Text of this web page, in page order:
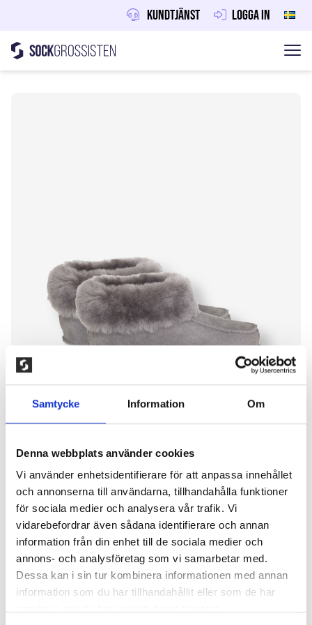
Samtycke Information Om
Denna webbplats använder cookies
Vi använder enhetsidentifierare för att anpassa innehållet
och annonserna till användarna, tillhandahålla funktioner
för sociala medier och analysera vår trafik. Vi
vidarebefordrar även sådana identifierare och annan
information från din enhet till de sociala medier och
annons- och analysföretag som vi samarbetar med.
Dessa kan i sin tur kombinera informationen med annan
information som du har tillhandahållit eller som de har
Kundtjänst Logga in
Hoppa till innehåll
Sockgrossisten
NARVIK TOFFLA, GRÅ
500,00kr
Klassisk fårskinnstoffla av högsta kvalité som ger en
lyxig känsla. Insidan har ett varmt foder med en bred
pälskant. Tofflornas fårskinn ger en mjuk och skön